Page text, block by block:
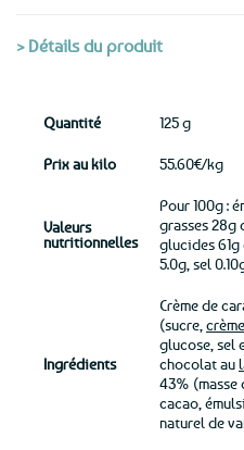
> Détails du produit
Quantité 125 g
Prix au kilo 55.60€/kg
Valeurs
nutritionnelles
Pour 100g :
grasses 28g
glucides
5.0g, sel
Ingrédients
Crème de
(sucre, crème
glucose, sel
chocolat au
43% (masse
cacao,
naturel de